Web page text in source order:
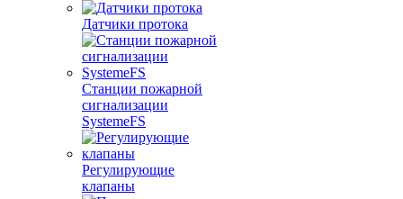
Датчики протока
Станции пожарной
сигнализации
SystemeFS
Регулирующие
клапаны